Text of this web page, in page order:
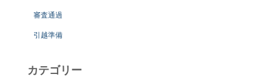
審査通過
引越準備
カテゴリー